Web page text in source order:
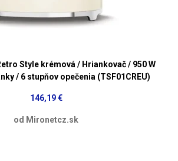
Style krémová / Hriankovač / 950 W
/ 6 stupňov opečenia (TSF01CREU)
146,19 €
od Mironetcz.sk